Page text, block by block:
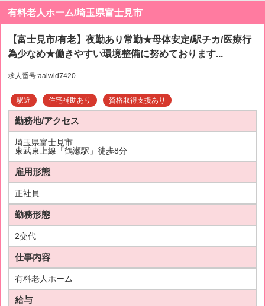
有料老人ホーム/埼玉県富士見市
【富士見市/有老】夜勤あり常勤★母体安定/駅チカ/医療行
為少なめ★働きやすい環境整備に努めております...
求人番号:aaiwid7420
駅近 住宅補助あり 資格取得支援あり
勤務地/アクセス
埼玉県富士見市
東武東上線「鶴瀬駅」徒歩8分
雇用形態
正社員
勤務形態
2交代
仕事内容
有料老人ホーム
給与